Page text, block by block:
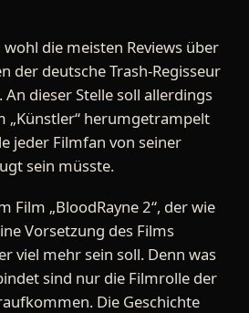
wohl die meisten Reviews über
der deutsche Trash-Regisseur
dieser Stelle soll allerdings
„Künstler“ herumgetrampelt
jeder Filmfan von seiner
sein müsste.
Film „BloodRayne 2“, der wie
Vorsetzung des Films
viel mehr sein soll. Denn was
sind nur die Filmrolle der
Die Geschichte